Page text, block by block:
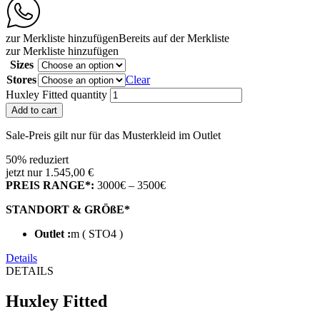
zur Merkliste hinzufügenBereits auf der Merkliste
zur Merkliste hinzufügen
Sizes
Stores
Clear
Huxley Fitted quantity
Add to cart
Sale-Preis gilt nur für das Musterkleid im Outlet
50% reduziert
jetzt nur 1.545,00 €
PREIS RANGE*: 3000€ – 3500€
STANDORT & GRÖßE*
Outlet :m ( STO4 )
Details
DETAILS
Huxley Fitted